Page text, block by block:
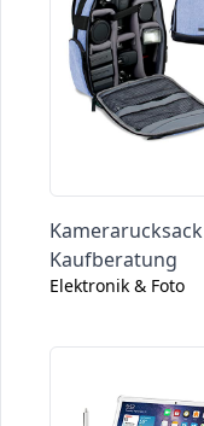
Kamerarucksack
Kaufberatung
Elektronik & Foto